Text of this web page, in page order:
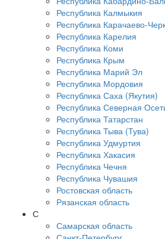
Республика Калмыкия
Республика Карачаево-
Республика Карелия
Республика Коми
Республика Крым
Республика Марий Эл
Республика Мордовия
Республика Саха (Якутия)
Республика Северная
Республика Татарстан
Республика Тыва (Тува)
Республика Удмуртия
Республика Хакасия
Республика Чечня
Республика Чувашия
Ростовская область
Рязанская область
С
Самарская область